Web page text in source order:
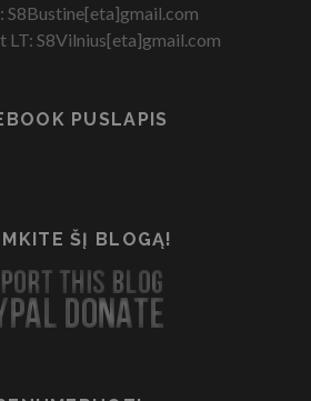
S8Bustine[eta]gmail.com
LT: S8Vilnius[eta]gmail.com
PUSLAPIS
ŠĮ BLOGĄ!